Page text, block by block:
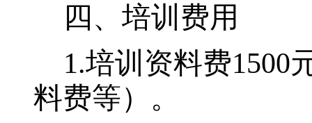
四、培训费用
1.培训资料费1500
料费等）。